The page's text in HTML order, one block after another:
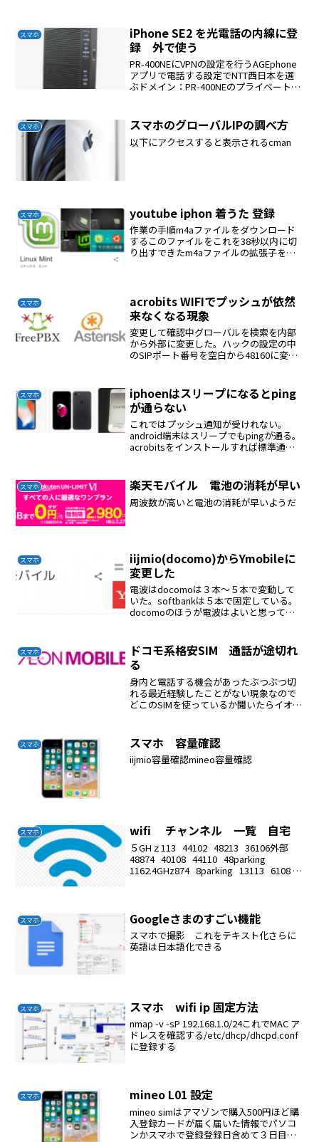
作るaacファイルに変換するできた...
スマホ
iPhone SE2 を光電話の内線に登
録 外で使う
PR-400NEにVPNの設定を行うAGEphone
アプリで電話する設定でNTT西日本を選
ぶドメイン：PR-400NEのプライベートア
の値を入れる
スマホ スマホのグローバルIPの調べ方
以下にアクセスすると表示されるcman
スマホ youtube iphon 着うた 登録
作業の手順m4aファイルをダウンロード
するこのファイルをこれを38秒以内に切
り出すできたm4aファイルの拡張子をm4r
スマホ
acrobits WIFIでプッシュが依然
来なくなる現象
変更して確認中グローバルを検索を内部
から外部に変更した。ハックの設定の中
のSIPポート番号を空白から48160に変更
調
スマホ
iphoenはスリープになるとping
が通らない
これではプッシュ通知が受けれない。
android端末はスリープでもpingが通る。
acrobitsをインストールすれば標準通知
スマホ 楽天モバイル 電池の消耗が早い
周波数が高いと電池の消耗が早いようだ
スマホ
iijmio(docomo)からYmobileに
変更した
電波はdocomoは３本〜５本で変動して
いた。softbankは５本で固定している。
docomoのほうが電波はよいと思ってい
も無料の電話ができる。
スマホ
ドコモ系格安SIM 通話が途切れ
る
身内と電話する機会があったぶつぶつ切
れる最近経験したことがない現象なので
どこのSIMを使っているか聞いたらイオン
スマホ スマホ 容量確認
iijmio容量確認mineo容量確認
スマホ wifi チャンネル 一覧 自宅
５GHｚ113 44102 48213 36106外部
48874 40108 44110 48parking
1162.4GHz874 8parking 13113 6108 1
スマホ Googleさまのすごい機能
スマホで撮影 これをテキスト化さらに
英語は日本語化できる
スマホ スマホ wifi ip 固定方法
nmap -v -sP 192.168.1.0/24これでMAC ア
ドレスを確認する/etc/dhcp/dhcpd.conf
に登録する
スマホ mineo L01 設定
mineo simはアマゾンで購入500円ほど購
入登録カードが届く届いた情報でパソコ
ンかスマホで登録登録日含めて３日目に